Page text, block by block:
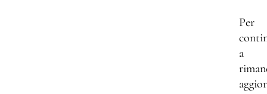
Per
a